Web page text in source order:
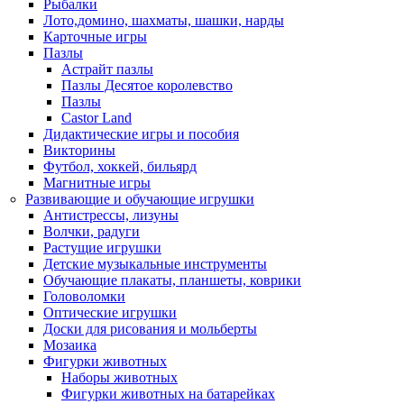
Рыбалки
Лото,домино, шахматы, шашки, нарды
Карточные игры
Пазлы
Астрайт пазлы
Пазлы Десятое королевство
Пазлы
Castor Land
Дидактические игры и пособия
Викторины
Футбол, хоккей, бильярд
Магнитные игры
Развивающие и обучающие игрушки
Антистрессы, лизуны
Волчки, радуги
Растущие игрушки
Детские музыкальные инструменты
Обучающие плакаты, планшеты, коврики
Головоломки
Оптические игрушки
Доски для рисования и мольберты
Мозаика
Фигурки животных
Наборы животных
Фигурки животных на батарейках